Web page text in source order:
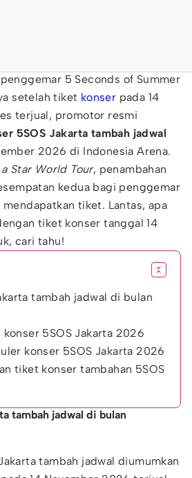
5 Seconds of Summer
setelah tiket konser pada 14
terjual, promotor resmi
5SOS Jakarta tambah jadwal
2026 di Indonesia Arena.
Star World Tour, penambahan
kedua bagi penggemar
tiket. Lantas, apa
tiket konser tanggal 14
cari tahu!
tambah jadwal di bulan
5SOS Jakarta 2026
konser 5SOS Jakarta 2026
tiket konser tambahan 5SOS
tambah jadwal di bulan
tambah jadwal diumumkan